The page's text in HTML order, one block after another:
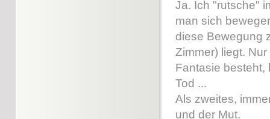
Ja. Ich "rutsche"
man sich
diese Bewegung
Zimmer) liegt.
Fantasie besteht,
Tod ...
Als zweites,
und der Mut.